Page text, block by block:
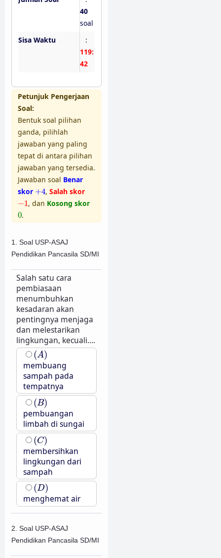
40
soal
Sisa Waktu
:
119:
41
Petunjuk Pengerjaan
Soal:
Bentuk soal pilihan
ganda, pilihlah
jawaban yang paling
tepat di antara pilihan
jawaban yang tersedia.
Jawaban soal Benar
skor +4
+ 4, Salah skor
−1
1 , dan Kosong skor
0
0.
1. Soal USP-ASAJ
Pendidikan Pancasila SD/MI
Salah satu cara
pembiasaan
menumbuhkan
kesadaran akan
pentingnya menjaga
dan melestarikan
lingkungan, kecuali....
(A)
(A)
membuang
sampah pada
tempatnya
(B)
(B)
pembuangan
limbah di sungai
(C)
(C)
membersihkan
lingkungan dari
sampah
(D)
(D)
menghemat air
2. Soal USP-ASAJ
Pendidikan Pancasila SD/MI